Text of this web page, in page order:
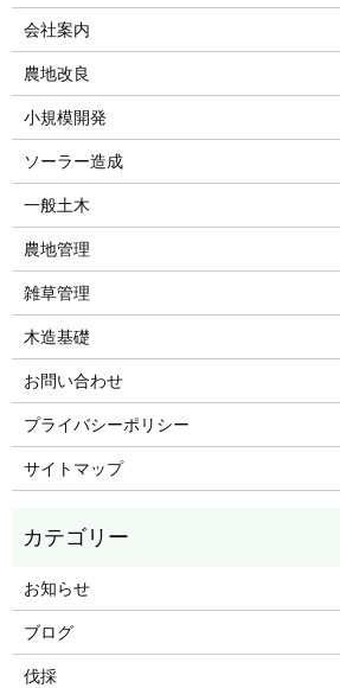
会社案内
農地改良
小規模開発
ソーラー造成
一般土木
農地管理
雑草管理
木造基礎
お問い合わせ
プライバシーポリシー
サイトマップ
お知らせ
ブログ
伐採